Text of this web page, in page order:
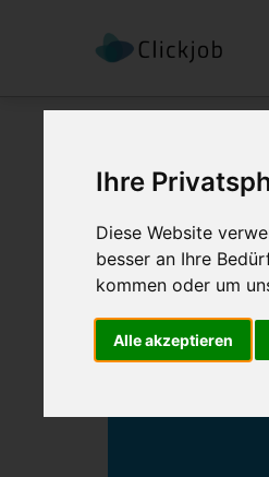
Ihre
Diese Website
besser an Ihre
kommen oder um
Alle akzeptieren
Startseite /
Bricht
Veröffentlicht: